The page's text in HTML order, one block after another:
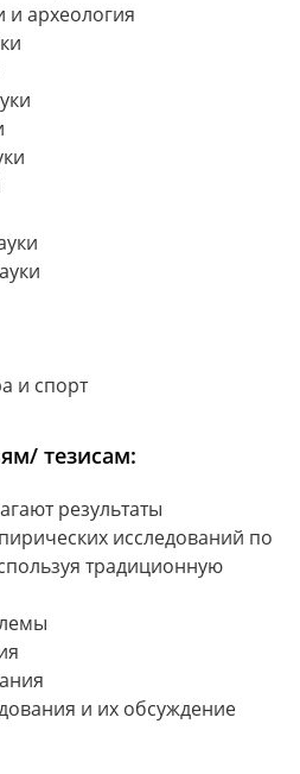
и археология
и спорт
тезисам:
результаты
исследований по
традиционную
и их обсуждение